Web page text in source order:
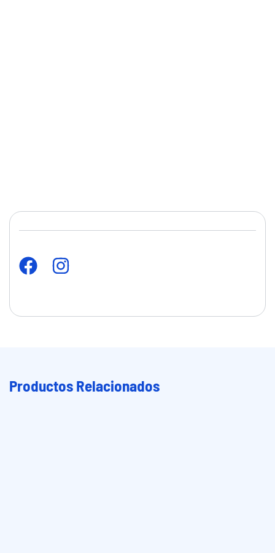
Productos Relacionados